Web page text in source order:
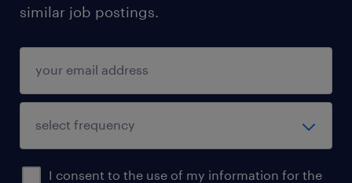
similar job postings.
I consent to the use of my information for the